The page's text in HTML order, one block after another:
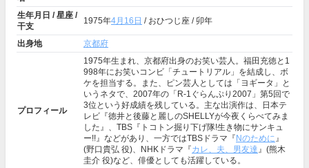
生年月日 / 星座 /
干支
1975年4月16日 / おひつじ座 / 卯年
出身地 京都府
プロフィール
1975年生まれ、京都府出身のお笑い芸人。福田充徳と1
998年にお笑いコンビ「チュートリアル」を結成し、ボ
ケを担当する。また、ピン芸人としては「ヨギータ」と
いうネタで、2007年の「R-1ぐらんぷり2007」第5回で
3位という好成績を残している。主な出演作は、日本テ
レビ『徳井と後藤と麗しのSHELLYが今夜くらべてみま
した』、TBS『トコトン掘り下げ隊!生き物にサンキュ
ー!!』などがあり、一方ではTBSドラマ『 Nのために』
(野口貴弘 役)、NHKドラマ『カレ、夫、男友達』(熊木
圭介 役)など、俳優としても活躍している。